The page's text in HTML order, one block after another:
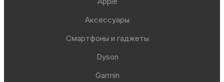
Аксессуары
Смартфоны и гаджеты
Dyson
Garmin